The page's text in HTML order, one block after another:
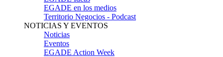
EGADE en los medios
Territorio Negocios - Podcast
NOTICIAS Y EVENTOS
Noticias
Eventos
EGADE Action Week